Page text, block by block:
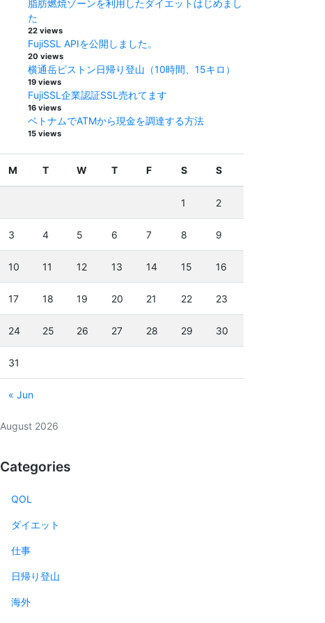
脂肪燃焼ゾーンを利用したダイエットはじめまし
た
22 views
FujiSSL APIを公開しました。
20 views
横通岳ピストン日帰り登山（10時間、15キロ）
19 views
FujiSSL企業認証SSL売れてます
16 views
ベトナムでATMから現金を調達する方法
15 views
August 2026
M T W T F S S
« Jun
1 2
3 4 5 6 7 8 9
10 11 12 13 14 15 16
17 18 19 20 21 22 23
24 25 26 27 28 29 30
31
Categories
QOL
ダイエット
仕事
日帰り登山
海外